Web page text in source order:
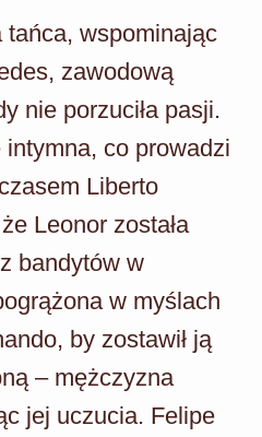
wspominając
zawodową
nie porzuciła pasji.
co prowadzi
Liberto
Leonor została
bandytów w
w myślach
by zostawił ją
– mężczyzna
jej uczucia. Felipe